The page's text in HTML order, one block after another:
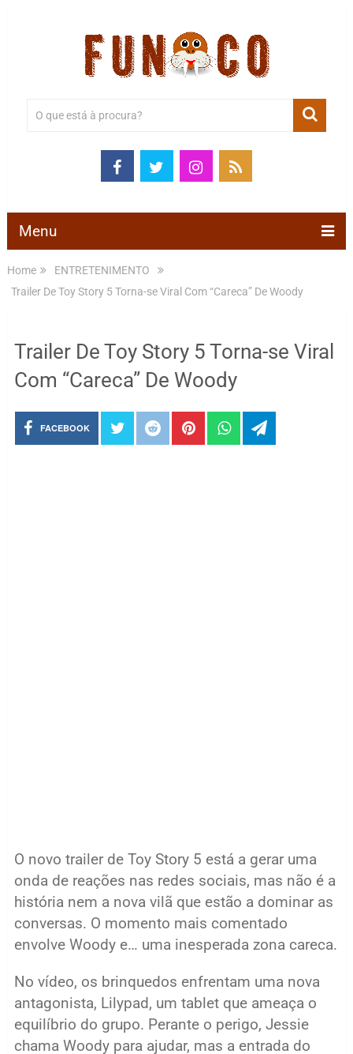
Menu
Home
ENTRETENIMENTO
Trailer De Toy Story 5 Torna-se Viral Com “Careca” De Woody
Trailer De Toy Story 5 Torna-se Viral
Com “Careca” De Woody
FACEBOOK
O novo trailer de Toy Story 5 está a gerar uma
onda de reações nas redes sociais, mas não é a
história nem a nova vilã que estão a dominar as
conversas. O momento mais comentado
envolve Woody e… uma inesperada zona careca.
No vídeo, os brinquedos enfrentam uma nova
antagonista, Lilypad, um tablet que ameaça o
equilíbrio do grupo. Perante o perigo, Jessie
chama Woody para ajudar, mas a entrada do